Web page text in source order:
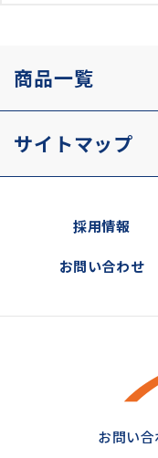
商品一覧
サイトマップ
採用情報
お問い合わせ
お問い合